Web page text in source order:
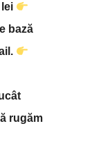
bază
rugăm